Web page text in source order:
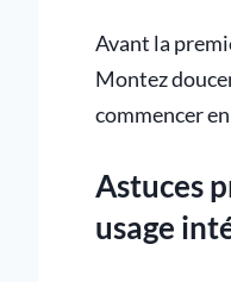
Avant la
Montez
commencer
Astuces
usage